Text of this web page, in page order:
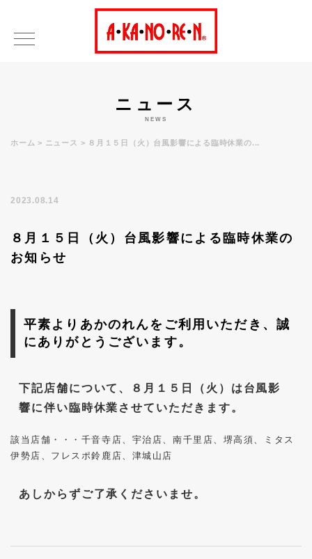
ニュース
NEWS
ホーム ニュース ８月１５日（火）台風影響による臨時休業の...
2023.08.14
８月１５日（火）台風影響による臨時休業の
お知らせ
平素よりあかのれんをご利用いただき、誠
にありがとうございます。
下記店舗について、８月１５日（火）は台風影
響に伴い臨時休業させていただきます。
該当店舗・・・千音寺店、宇治店、南千里店、堺高須、ミタス
伊勢店、フレスポ鈴鹿店、津城山店
あしからずご了承くださいませ。